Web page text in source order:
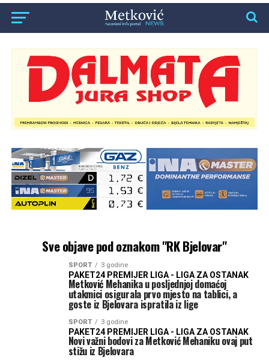
Sve objave pod oznakom "RK Bjelovar"
SPORT 3 godine
PAKET24 PREMIJER LIGA - LIGA ZA OSTANAK
Metković Mehanika u posljednjoj domaćoj
utakmici osigurala prvo mjesto na tablici, a
goste iz Bjelovara ispratila iz lige
SPORT 3 godine
PAKET24 PREMIJER LIGA - LIGA ZA OSTANAK
Novi važni bodovi za Metković Mehaniku ovaj put
stižu iz Bjelovara